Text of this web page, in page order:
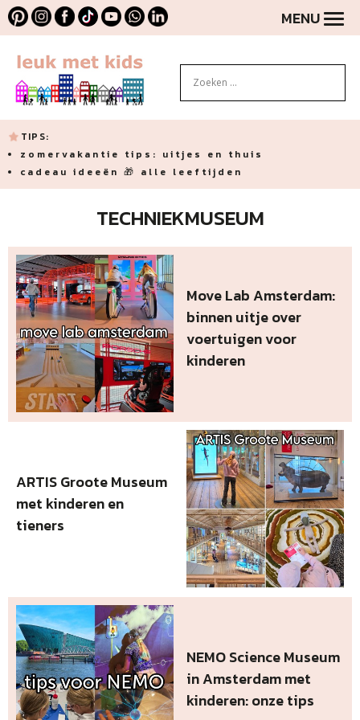
MENU
TIPS:
zomervakantie tips: uitjes en thuis
cadeau ideeën 🎁 alle leeftijden
TECHNIEKMUSEUM
Move Lab Amsterdam:
binnen uitje over
voertuigen voor
kinderen
ARTIS Groote Museum
met kinderen en
tieners
NEMO Science Museum
in Amsterdam met
kinderen: onze tips